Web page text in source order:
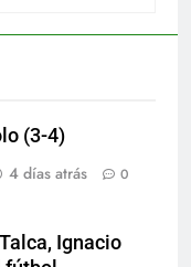
(3-4)
4 días atrás 0
Ignacio